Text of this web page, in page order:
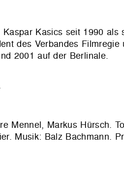
Kasics seit 1990
des Verbandes
2001 auf der Berlinale.
Mennel, Markus Hürsch.
Musik: Balz Bachmann.